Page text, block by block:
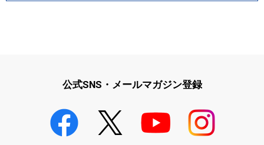
公式SNS・メールマガジン登録